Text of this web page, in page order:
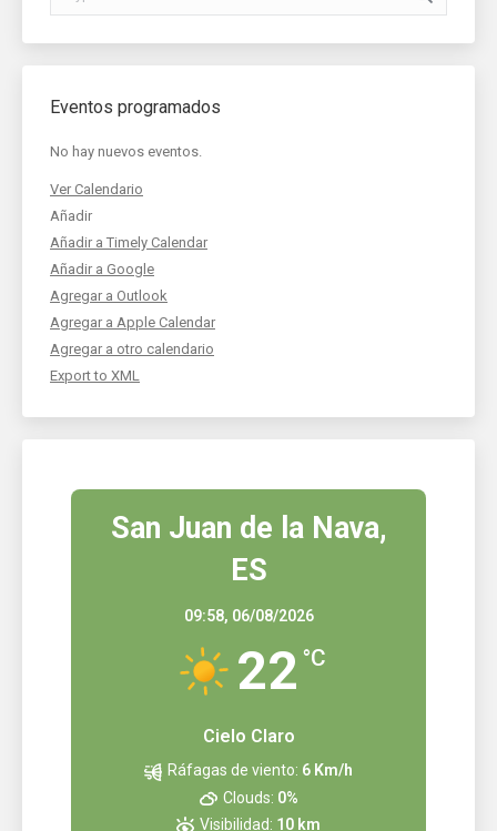
Eventos programados
No hay nuevos eventos.
Ver Calendario
Añadir
Añadir a Timely Calendar
Añadir a Google
Agregar a Outlook
Agregar a Apple Calendar
Agregar a otro calendario
Export to XML
San Juan de la Nava,
ES
09:58, 06/08/2026
22 °C
Cielo Claro
Ráfagas de viento: 6 Km/h
Clouds: 0%
Visibilidad: 10 km